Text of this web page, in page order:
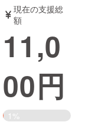
音楽
ゲーム・
書籍・雑誌
チャレンジ
現在の支援総
額
11,0
00円
1%